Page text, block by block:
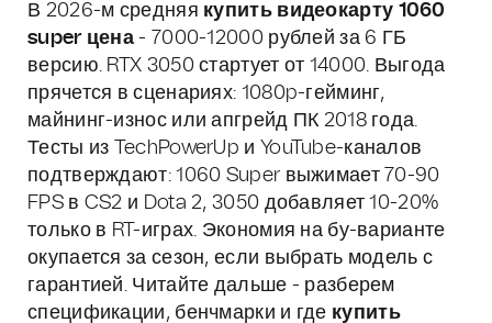
В 2026-м средняя купить видеокарту 1060
super цена - 7000-12000 рублей за 6 ГБ
версию. RTX 3050 стартует от 14000. Выгода
прячется в сценариях: 1080p-гейминг,
майнинг-износ или апгрейд ПК 2018 года.
Тесты из TechPowerUp и YouTube-каналов
подтверждают: 1060 Super выжимает 70-90
FPS в CS2 и Dota 2, 3050 добавляет 10-20%
только в RT-играх. Экономия на бу-варианте
окупается за сезон, если выбрать модель с
гарантией. Читайте дальше - разберем
спецификации, бенчмарки и где купить